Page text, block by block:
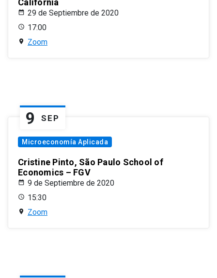
California
29 de Septiembre de 2020
17:00
Zoom
9 SEP
Microeconomía Aplicada
Cristine Pinto, São Paulo School of
Economics – FGV
9 de Septiembre de 2020
15:30
Zoom